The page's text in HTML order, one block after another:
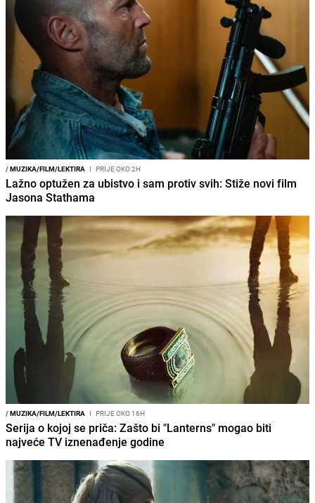
/MUZIKA/FILM/LEKTIRA I PRIJE OKO 2H
Lažno optužen za ubistvo i sam protiv svih: Stiže novi film
Jasona Stathama
/MUZIKA/FILM/LEKTIRA I PRIJE OKO 16H
Serija o kojoj se priča: Zašto bi "Lanterns" mogao biti
najveće TV iznenađenje godine